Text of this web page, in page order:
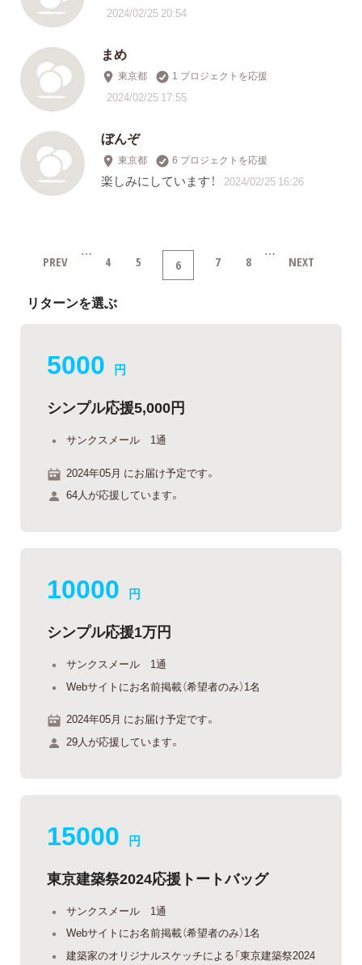
2024/02/25 20:54
まめ
東京都 1 プロジェクトを応援
2024/02/25 17:55
ぼんぞ
東京都 6 プロジェクトを応援
楽しみにしています！ 2024/02/25 16:26
PREV … 4 5 6 7 8 … NEXT
リターンを選ぶ
5000 円
シンプル応援5,000円
サンクスメール 1通
2024年05月 にお届け予定です。
64人が応援しています。
10000 円
シンプル応援1万円
サンクスメール 1通
Webサイトにお名前掲載（希望者のみ）1名
2024年05月 にお届け予定です。
29人が応援しています。
15000 円
東京建築祭2024応援トートバッグ
サンクスメール 1通
Webサイトにお名前掲載（希望者のみ）1名
建築家のオリジナルスケッチによる「東京建築祭2024